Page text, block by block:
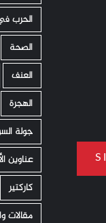
الحرب
الصحة
العنف
الهجرة
جولة
عناوين
كاركتير
مقالات